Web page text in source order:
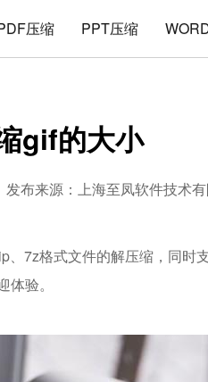
压缩 PPT压缩
gif的大小
发布来源：上海至凤软件技术
7z格式文件的解压缩，同时
验。